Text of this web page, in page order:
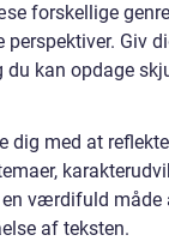
forskellige
Giv
du kan opdage
med at
en værdifuld måde
af teksten.